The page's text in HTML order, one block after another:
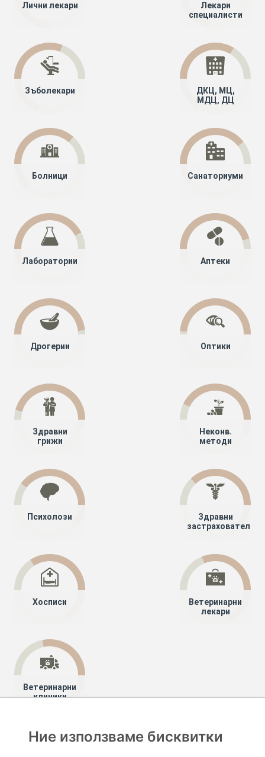
Лични лекари
Лекари
специалисти
Зъболекари
ДКЦ, МЦ,
МДЦ, ДЦ
Болници Санаториуми
Лаборатории Аптеки
Дрогерии Оптики
Здравни
грижи
Неконв.
методи
Психолози
Здравни
застрахователи
Хосписи
Ветеринарни
лекари
Ветеринарни
клиники
Специалисти
Ние използваме бисквитки